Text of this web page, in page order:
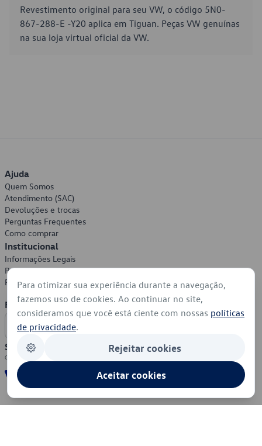
Revestimento original para seu VW, o código 5N0-
867-288-E -Y20 aplica em Tiguan. Peças VW genuínas
na sua loja virtual oficial da VW.
Ajuda
Quem Somos
Atendimento (SAC)
Devoluções e trocas
Perguntas Frequentes
Como comprar
Institucional
Informações Legais
Política de Privacidade
Política de Cookies
Formas de Pagamento
Segurança
Para otimizar sua experiência durante a navegação,
fazemos uso de cookies. Ao continuar no site,
consideramos que você está ciente com nossas políticas
de privacidade.
Rejeitar cookies
Aceitar cookies